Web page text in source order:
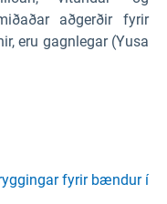
aðgerðir fyrir
eru gagnlegar (Yusa
fyrir bændur í